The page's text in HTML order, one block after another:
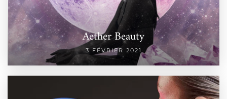
Aether Beauty
3 FÉVRIER 2021